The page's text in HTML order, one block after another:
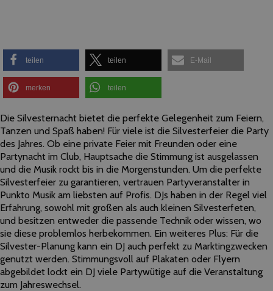
teilen teilen E-Mail
merken teilen
Die Silvesternacht bietet die perfekte Gelegenheit zum Feiern,
Tanzen und Spaß haben! Für viele ist die Silvesterfeier die Party
des Jahres. Ob eine private Feier mit Freunden oder eine
Partynacht im Club, Hauptsache die Stimmung ist ausgelassen
und die Musik rockt bis in die Morgenstunden. Um die perfekte
Silvesterfeier zu garantieren, vertrauen Partyveranstalter in
Punkto Musik am liebsten auf Profis. DJs haben in der Regel viel
Erfahrung, sowohl mit großen als auch kleinen Silvesterfeten,
und besitzen entweder die passende Technik oder wissen, wo
sie diese problemlos herbekommen. Ein weiteres Plus: Für die
Silvester-Planung kann ein DJ auch perfekt zu Marktingzwecken
genutzt werden. Stimmungsvoll auf Plakaten oder Flyern
abgebildet lockt ein DJ viele Partywütige auf die Veranstaltung
zum Jahreswechsel.